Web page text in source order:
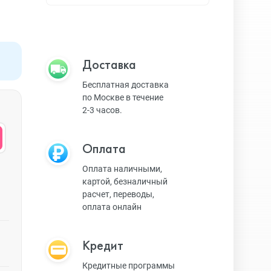
Magic Keyboard
ЗУ и кабели
Игровые консоли
Ремешки для AW
Доставка
Бесплатная доставка
по Москве в течение
2-3 часов.
Оплата
Оплата наличными,
картой, безналичный
расчет, переводы,
оплата онлайн
Кредит
Кредитные программы